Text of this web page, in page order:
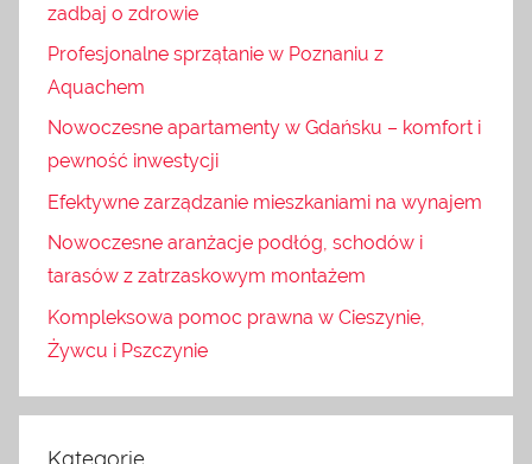
zadbaj o zdrowie
Profesjonalne sprzątanie w Poznaniu z
Aquachem
Nowoczesne apartamenty w Gdańsku – komfort i
pewność inwestycji
Efektywne zarządzanie mieszkaniami na wynajem
Nowoczesne aranżacje podłóg, schodów i
tarasów z zatrzaskowym montażem
Kompleksowa pomoc prawna w Cieszynie,
Żywcu i Pszczynie
Kategorie